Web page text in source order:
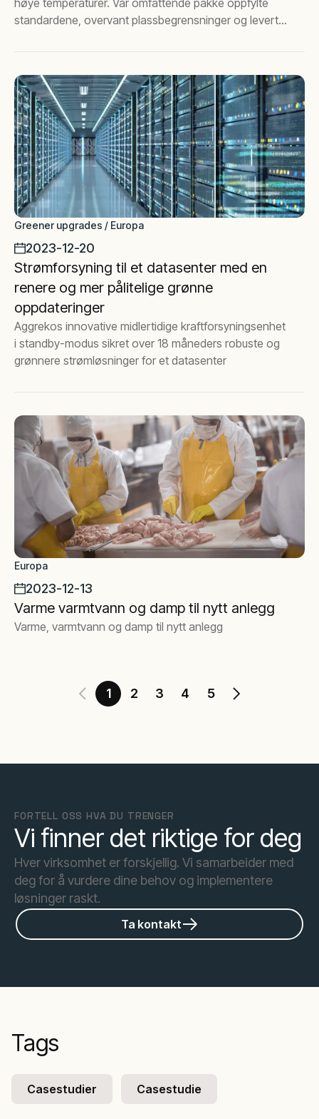
høye temperaturer. Vår omfattende pakke oppfylte
standardene, overvant plassbegrensninger og leverte
Greener upgrades / Europa
2023-12-20
Strømforsyning til et datasenter med en
renere og mer pålitelige grønne
oppdateringer
Aggrekos innovative midlertidige kraftforsyningsenhet
i standby-modus sikret over 18 måneders robuste og
grønnere strømløsninger for et datasenter
Europa
2023-12-13
Varme varmtvann og damp til nytt anlegg
Varme, varmtvann og damp til nytt anlegg
1 2 3 4 5
FORTELL OSS HVA DU TRENGER
Vi finner det riktige for deg
Hver virksomhet er forskjellig. Vi samarbeider med
deg for å vurdere dine behov og implementere
løsninger raskt.
Ta kontakt
Tags
Casestudier Casestudie